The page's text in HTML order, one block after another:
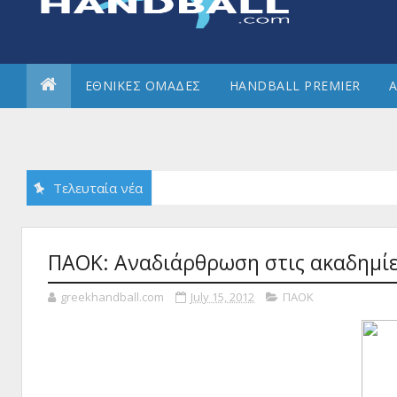
ΕΘΝΙΚΕΣ ΟΜΑΔΕΣ HANDBALL PREMIER
Τελευταία νέα
ΠΑΟΚ: Αναδιάρθρωση στις
greekhandball.com July 15, 2012 ΠΑΟΚ